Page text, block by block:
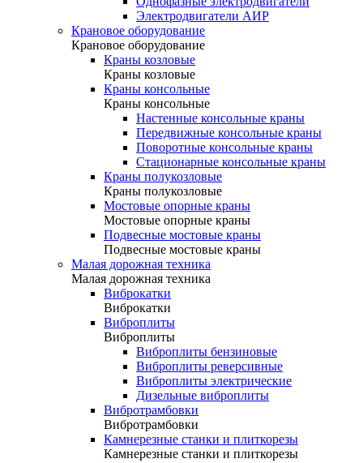
Электродвигатели АИР
Крановое оборудование
Крановое оборудование
Краны козловые
Краны козловые
Краны консольные
Краны консольные
Настенные консольные краны
Передвижные консольные краны
Поворотные консольные краны
Стационарные консольные краны
Краны полукозловые
Краны полукозловые
Мостовые опорные краны
Мостовые опорные краны
Подвесные мостовые краны
Подвесные мостовые краны
Малая дорожная техника
Малая дорожная техника
Виброкатки
Виброкатки
Виброплиты
Виброплиты
Виброплиты бензиновые
Виброплиты реверсивные
Виброплиты электрические
Дизельные виброплиты
Вибротрамбовки
Вибротрамбовки
Камнерезные станки и плиткорезы
Камнерезные станки и плиткорезы